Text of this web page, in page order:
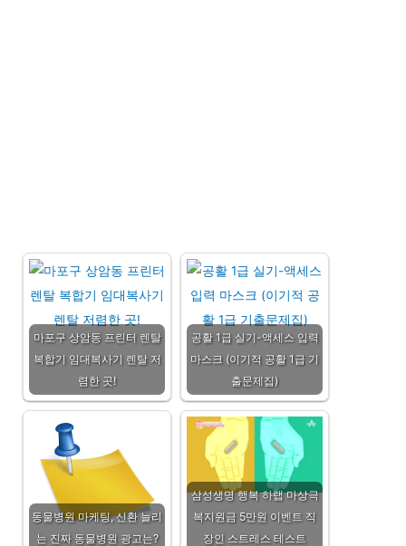
마포구 상암동 프린터 렌탈
복합기 임대복사기 렌탈 저
렴한 곳!
공활 1급 실기-액세스 입력
마스크 (이기적 공활 1급 기
출문제집)
동물병원 마케팅, 신환 늘리
는 진짜 동물병원 광고는?
삼성생명 행복 하랩 마상극
복지원금 5만원 이벤트 직
장인 스트레스 테스트